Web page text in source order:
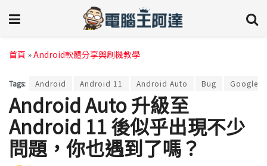
首頁 »Android軟體分享與刷機教學
Tags: Android Android 11 Android Auto Bug Google
Android Auto 升級至
Android 11 後似乎出現不少
問題，你也遇到了嗎？